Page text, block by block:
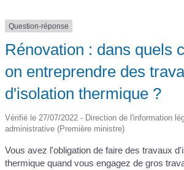
Question-réponse
Rénovation : dans quels
on entreprendre des
d'isolation thermique ?
Vérifié le 27/07/2022 - Direction de l'information
administrative (Première ministre)
Vous avez l'obligation de faire des travaux
thermique quand vous engagez de gros